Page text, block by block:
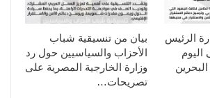
بيان من تنسيقية شباب
الأحزاب والسياسيين حول رد
وزارة الخارجية المصرية على
تصريحات…
الرئيس
اليوم